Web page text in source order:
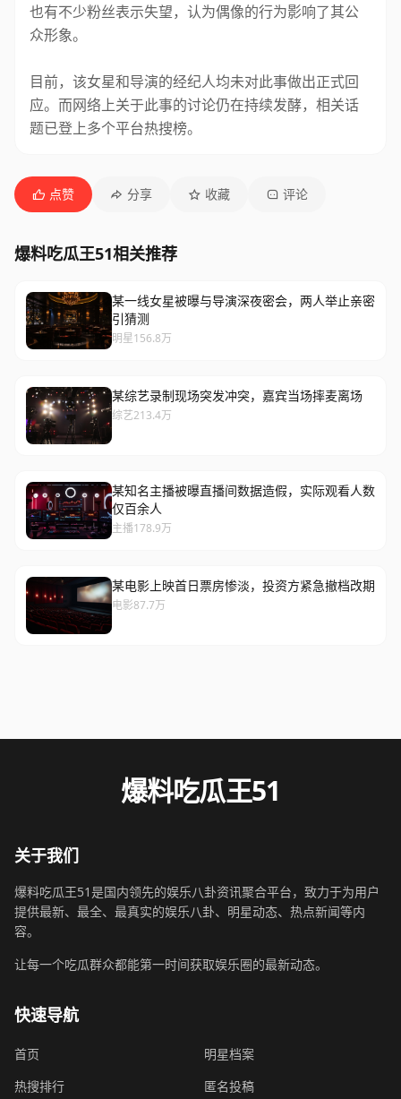
也有不少粉丝表示失望，认为偶像的行为影响了其公
众形象。
目前，该女星和导演的经纪人均未对此事做出正式回
应。而网络上关于此事的讨论仍在持续发酵，相关话
题已登上多个平台热搜榜。
点赞 分享 收藏 评论
爆料吃瓜王51相关推荐
某一线女星被曝与导演深夜密会，两人举止亲密
引猜测
明星156.8万
某综艺录制现场突发冲突，嘉宾当场摔麦离场
综艺213.4万
某知名主播被曝直播间数据造假，实际观看人数
仅百余人
主播178.9万
某电影上映首日票房惨淡，投资方紧急撤档改期
电影87.7万
爆料吃瓜王51
关于我们
爆料吃瓜王51是国内领先的娱乐八卦资讯聚合平台，致力于为用户
提供最新、最全、最真实的娱乐八卦、明星动态、热点新闻等内
容。
让每一个吃瓜群众都能第一时间获取娱乐圈的最新动态。
快速导航
首页
明星档案
热搜排行
匿名投稿